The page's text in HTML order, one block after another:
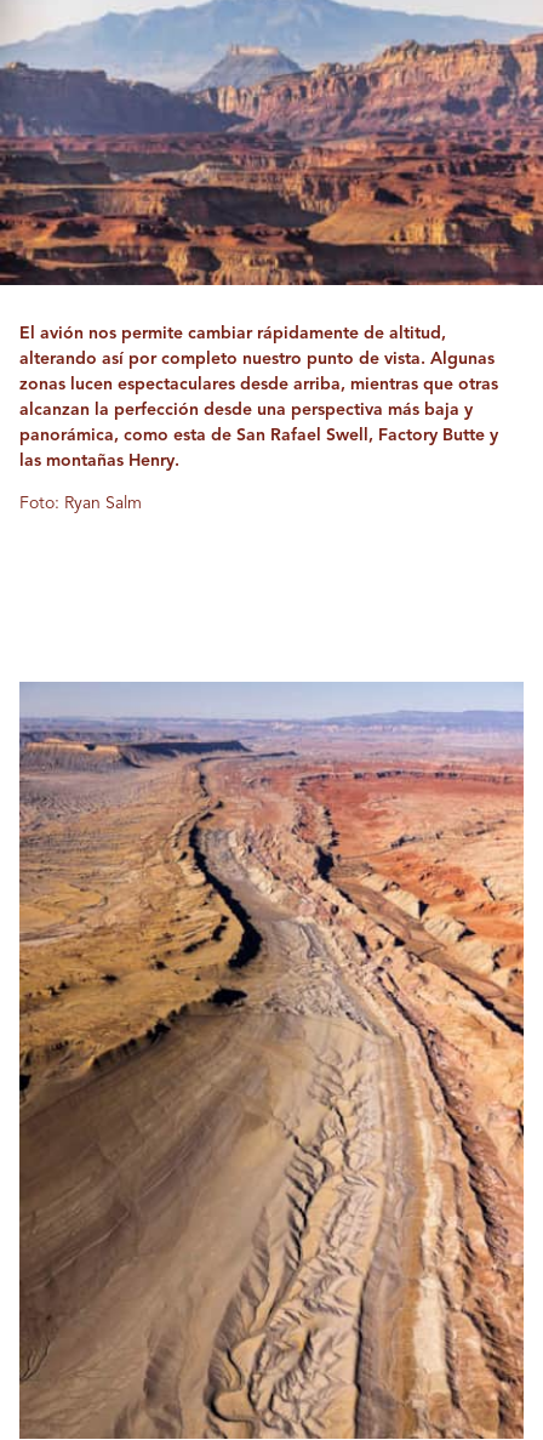
El avión nos permite cambiar rápidamente de altitud,
alterando así por completo nuestro punto de vista. Algunas
zonas lucen espectaculares desde arriba, mientras que otras
alcanzan la perfección desde una perspectiva más baja y
panorámica, como esta de San Rafael Swell, Factory Butte y
las montañas Henry.
Foto: Ryan Salm